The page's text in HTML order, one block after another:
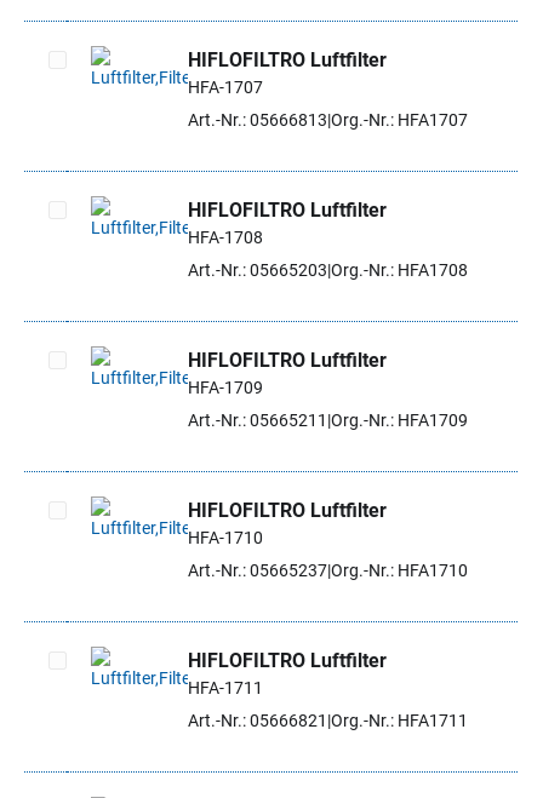
Artikel auswählen
HIFLOFILTRO Luftfilter
HFA-1707
Art.-Nr.: 05666813 Org.-Nr.: HFA1707
Artikel auswählen
HIFLOFILTRO Luftfilter
HFA-1708
Art.-Nr.: 05665203 Org.-Nr.: HFA1708
Artikel auswählen
HIFLOFILTRO Luftfilter
HFA-1709
Art.-Nr.: 05665211 Org.-Nr.: HFA1709
Artikel auswählen
HIFLOFILTRO Luftfilter
HFA-1710
Art.-Nr.: 05665237Org.-Nr.: HFA1710
Artikel auswählen
HIFLOFILTRO Luftfilter
HFA-1711
Art.-Nr.: 05666821 Org.-Nr.: HFA1711